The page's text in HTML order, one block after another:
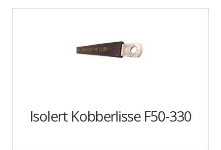
Isolert Kobberlisse F50-330